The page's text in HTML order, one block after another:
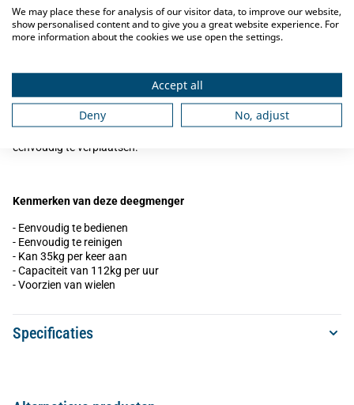
Omschrijving
DeProfinox PDMT-40 Deegmengeris een eenvoudig te bedienen
apparaat. Per keer kan de menger 35kg verwerken. De maximale
eenvoudig te verplaatsen.
Kenmerken van deze deegmenger
- Eenvoudig te bedienen
- Eenvoudig te reinigen
- Kan 35kg per keer aan
- Capaciteit van 112kg per uur
- Voorzien van wielen
Specificaties
We may place these for analysis of our visitor data, to improve our website,
show personalised content and to give you a great website experience. For
more information about the cookies we use open the settings.
Accept all
Deny
No, adjust